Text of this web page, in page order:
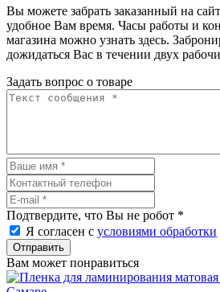
Вы можете забрать заказанный на
удобное Вам время. Часы работы и
магазина можно узнать здесь.
дожидаться Вас в течении двух
Задать вопрос о товаре
Подтвердите, что Вы не робот *
Я согласен с условиями обработки
Отправить
Вам может понравиться